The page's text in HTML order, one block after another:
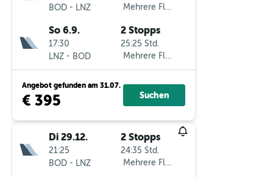
BOD - LNZ
Mehrere Fluglinien
So 6.9.
17:30
LNZ - BOD
2 Stopps
25:25 Std.
Mehrere Fluglinien
Angebot gefunden am 31.07.
€ 395 Suchen
Di 29.12.
21:25
BOD - LNZ
2 Stopps
24:35 Std.
Mehrere Fluglinien